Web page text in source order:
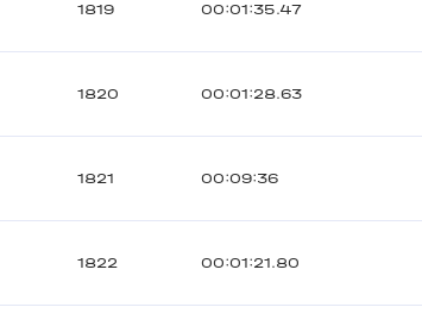
1819 00:01:35.47
1820 00:01:28.63
1821 00:09:36
1822 00:01:21.80